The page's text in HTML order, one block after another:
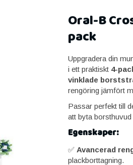
Oral-B
pack
Uppgradera din
i ett praktiskt 4-
vinklade
rengöring jämfört
Passar perfekt till
att byta
Egenskaper:
✅ Avancerad
plackborttagning.